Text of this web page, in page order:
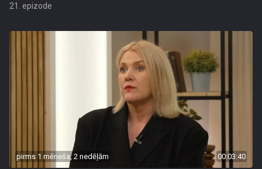
21. epizode
pirms 1 mēneša, 2 nedēļām 00:03:40